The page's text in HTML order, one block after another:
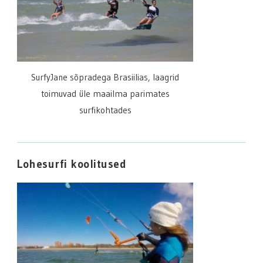
SurfyJane sõpradega Brasiilias, laagrid
toimuvad üle maailma parimates
surfikohtades
Lohesurfi koolitused